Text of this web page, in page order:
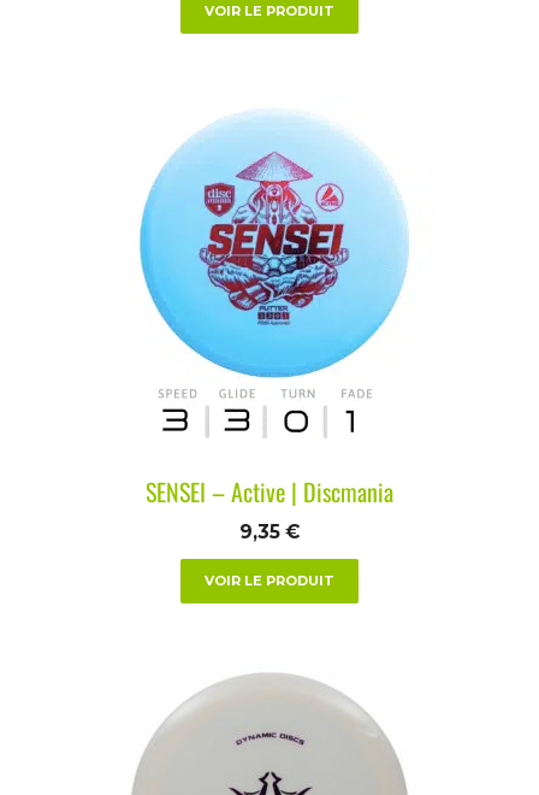
VOIR LE PRODUIT
SENSEI – Active | Discmania
9,35 €
VOIR LE PRODUIT